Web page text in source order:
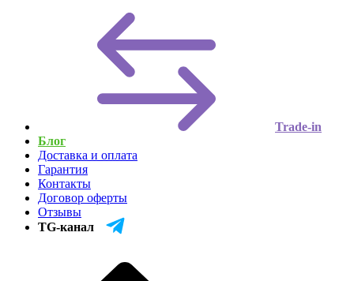
Trade-in
Блог
Доставка и оплата
Гарантия
Контакты
Договор оферты
Отзывы
TG-канал